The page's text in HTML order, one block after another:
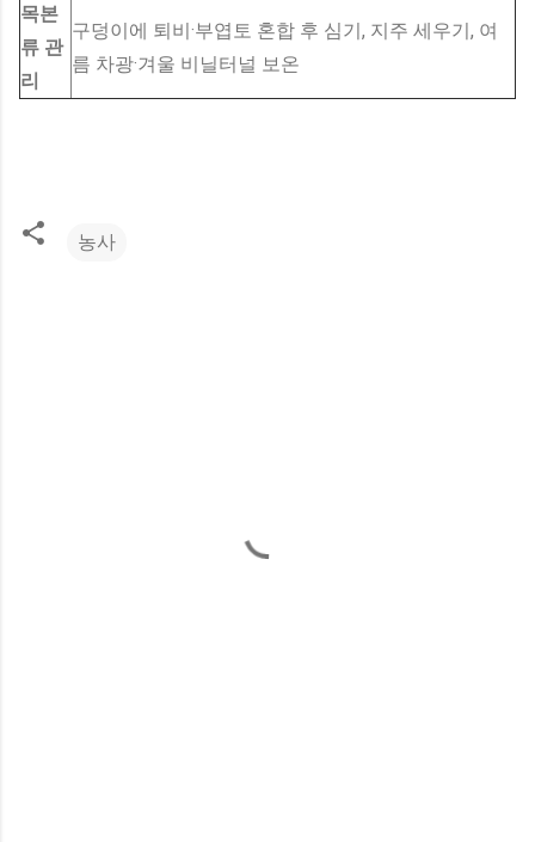
목본
류 관
리
구덩이에 퇴비·부엽토 혼합 후 심기, 지주 세우기, 여
름 차광·겨울 비닐터널 보온
농사